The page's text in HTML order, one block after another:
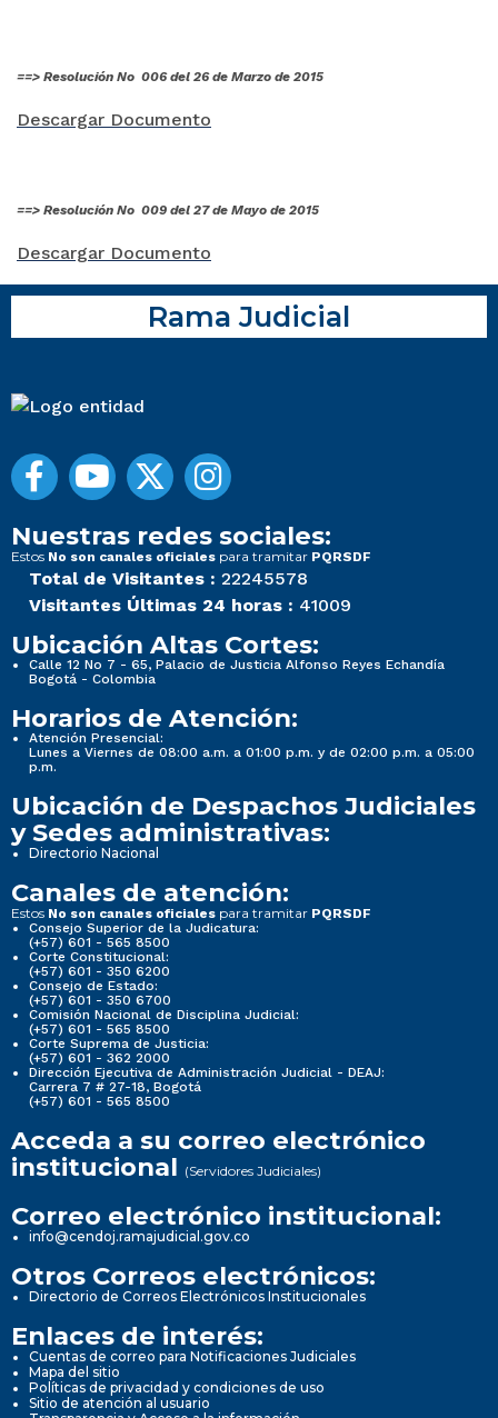
==> Resolución No 006 del 26 de Marzo de 2015
Descargar Documento
==> Resolución No 009 del 27 de Mayo de 2015
Descargar Documento
Rama Judicial
Nuestras redes sociales:
Estos No son canales oficiales para tramitar PQRSDF
Total de Visitantes : 22245578
Visitantes Últimas 24 horas : 41009
Ubicación Altas Cortes:
Calle 12 No 7 - 65, Palacio de Justicia Alfonso Reyes Echandía
Bogotá - Colombia
Horarios de Atención:
Atención Presencial:
Lunes a Viernes de 08:00 a.m. a 01:00 p.m. y de 02:00 p.m. a 05:00
p.m.
Ubicación de Despachos Judiciales
y Sedes administrativas:
Directorio Nacional
Canales de atención:
Estos No son canales oficiales para tramitar PQRSDF
Consejo Superior de la Judicatura:
(+57) 601 - 565 8500
Corte Constitucional:
(+57) 601 - 350 6200
Consejo de Estado:
(+57) 601 - 350 6700
Comisión Nacional de Disciplina Judicial:
(+57) 601 - 565 8500
Corte Suprema de Justicia:
(+57) 601 - 362 2000
Dirección Ejecutiva de Administración Judicial - DEAJ:
Carrera 7 # 27-18, Bogotá
(+57) 601 - 565 8500
Acceda a su correo electrónico
institucional (Servidores Judiciales)
Correo electrónico institucional:
info@cendoj.ramajudicial.gov.co
Otros Correos electrónicos:
Directorio de Correos Electrónicos Institucionales
Enlaces de interés:
Cuentas de correo para Notificaciones Judiciales
Mapa del sitio
Políticas de privacidad y condiciones de uso
Sitio de atención al usuario